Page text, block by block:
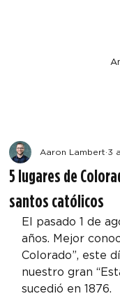
5 lugares de
santos católicos
Aaron Lambert 3
El pasado 1 de
años. Mejor
Colorado”, este
nuestro gran
sucedió en 1876.